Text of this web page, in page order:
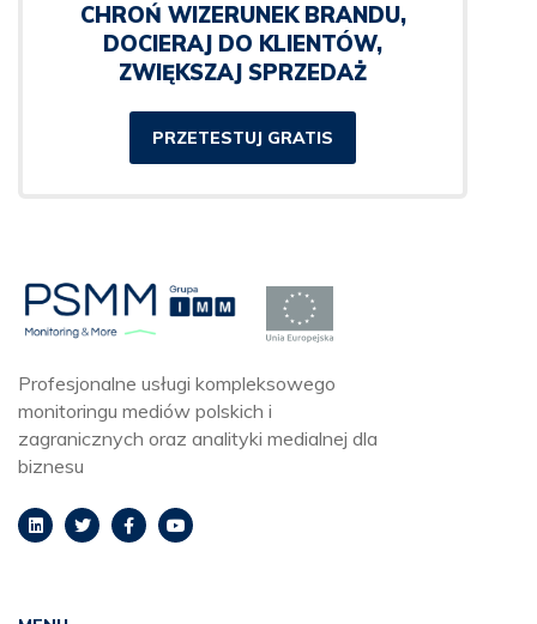
CHROŃ WIZERUNEK BRANDU,
DOCIERAJ DO KLIENTÓW,
ZWIĘKSZAJ SPRZEDAŻ
PRZETESTUJ GRATIS
Profesjonalne usługi kompleksowego
monitoringu mediów polskich i
zagranicznych oraz analityki medialnej dla
biznesu